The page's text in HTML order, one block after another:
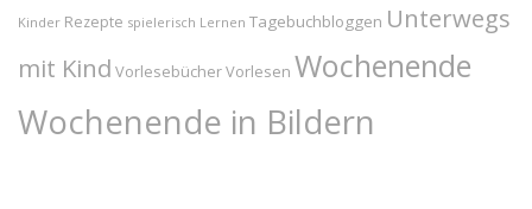
Kinder Rezepte spielerisch Lernen Tagebuchbloggen Unterwegs
mit Kind VorlesebücherVorlesen Wochenende
Wochenende in Bildern